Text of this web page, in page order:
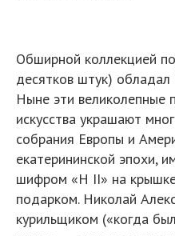
Обширной коллекцией
десятков штук)
Ныне эти великолепные
искусства украшают
собрания Европы и
екатерининской эпохи,
шифром «Н II» на
подарком. Николай
курильщиком («когда